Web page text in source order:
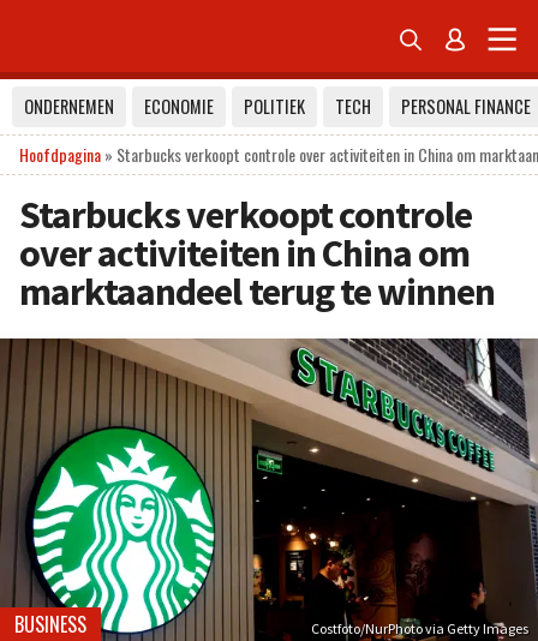
 
ONDERNEMEN ECONOMIE POLITIEK TECH
PERSONAL FINANCE
Hoofdpagina» Starbucks verkoopt controle over activiteiten in China om
Starbucks verkoopt controle
over activiteiten in China om
marktaandeel terug te winnen
Costfoto/NurPhoto via Getty Images
BUSINESS